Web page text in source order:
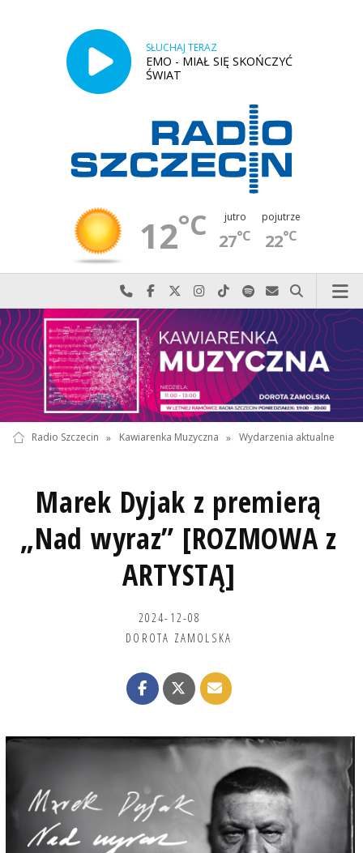
SŁUCHAJ TERAZ
EMO - MIAŁ SIĘ SKOŃCZYĆ
ŚWIAT
12°C jutro
27°C
pojutrze
22°C
Najlepiej po prostu do nas zadzwoń
Odwiedź nas na Facebook-u
Odwiedź nas na X
Odwiedź nas na Instagram-ie
Odwiedź nas na TikTok-u
Szukaj nas na Spotify
Wyślij do nas
Szukaj
Radio Szczecin » Kawiarenka Muzyczna » Wydarzenia aktualne
Marek Dyjak z premierą
„Nad wyraz” [ROZMOWA z
ARTYSTĄ]
2024-12-08
DOROTA ZAMOLSKA